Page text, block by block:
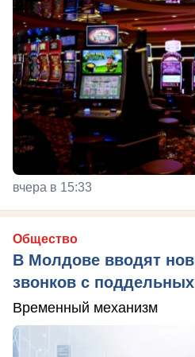
вчера в 15:33
Общество
В Молдове вводят
звонков с
Временный механизм